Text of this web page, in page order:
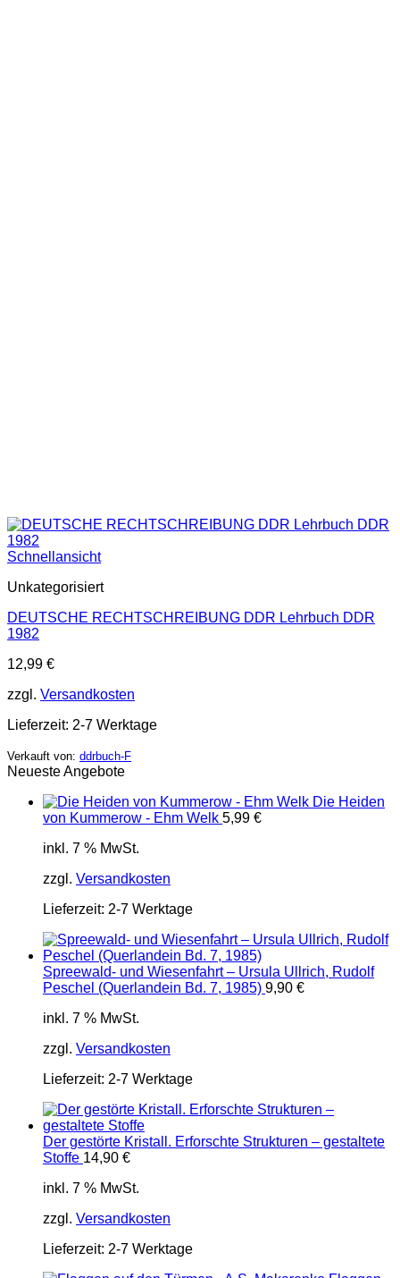
Schnellansicht
Unkategorisiert
DEUTSCHE RECHTSCHREIBUNG DDR Lehrbuch DDR
1982
12,99 €
zzgl. Versandkosten
Lieferzeit: 2-7 Werktage
Verkauft von: ddrbuch-F
Neueste Angebote
Die Heiden
von Kummerow - Ehm Welk 5,99 €
inkl. 7 % MwSt.
zzgl. Versandkosten
Lieferzeit: 2-7 Werktage
Spreewald- und Wiesenfahrt – Ursula Ullrich, Rudolf
Peschel (Querlandein Bd. 7, 1985) 9,90 €
inkl. 7 % MwSt.
zzgl. Versandkosten
Lieferzeit: 2-7 Werktage
Der gestörte Kristall. Erforschte Strukturen – gestaltete
Stoffe 14,90 €
inkl. 7 % MwSt.
zzgl. Versandkosten
Lieferzeit: 2-7 Werktage